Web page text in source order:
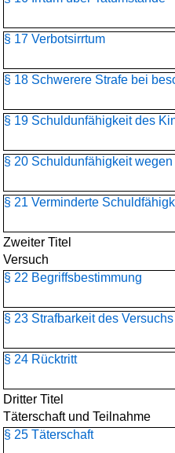
§ 17 Verbotsirrtum
§ 18 Schwerere Strafe bei
§ 19 Schuldunfähigkeit des
§ 20 Schuldunfähigkeit
§ 21 Verminderte
Zweiter Titel
Versuch
§ 22 Begriffsbestimmung
§ 23 Strafbarkeit des Versuchs
§ 24 Rücktritt
Dritter Titel
Täterschaft und Teilnahme
§ 25 Täterschaft